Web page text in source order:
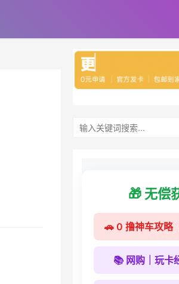
🎁 无偿
🚗 0 撸神车攻略
📚 网购｜玩卡